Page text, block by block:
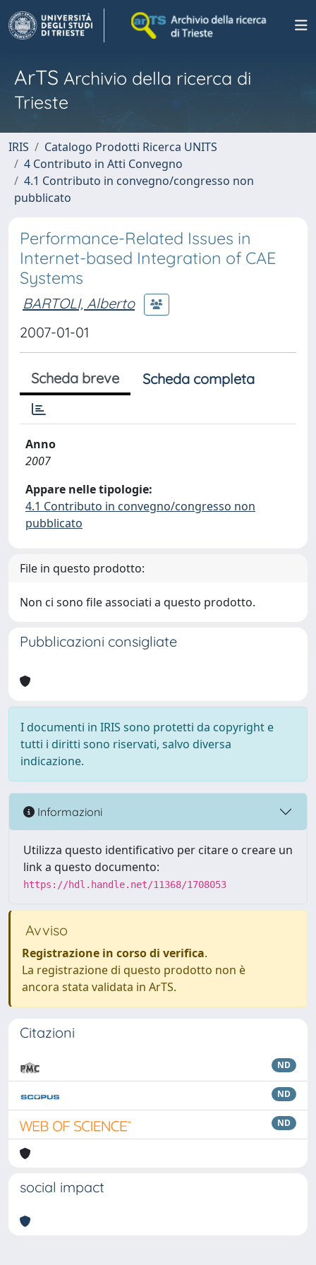
ArTS Archivio della ricerca di
Trieste
IRIS
Catalogo Prodotti Ricerca UNITS
4 Contributo in Atti Convegno
4.1 Contributo in convegno/congresso non
pubblicato
Performance-Related Issues in
Internet-based Integration of CAE
Systems
BARTOLI, Alberto
2007-01-01
Scheda breve Scheda completa
Anno
2007
Appare nelle tipologie:
4.1 Contributo in convegno/congresso non
pubblicato
File in questo prodotto:
Non ci sono file associati a questo prodotto.
Pubblicazioni consigliate
I documenti in IRIS sono protetti da copyright e
tutti i diritti sono riservati, salvo diversa
indicazione.
Informazioni
Utilizza questo identificativo per citare o creare un
link a questo documento:
https://hdl.handle.net/11368/1708053
Avviso
Registrazione in corso di verifica.
La registrazione di questo prodotto non è
ancora stata validata in ArTS.
Citazioni
ND
ND
ND
social impact